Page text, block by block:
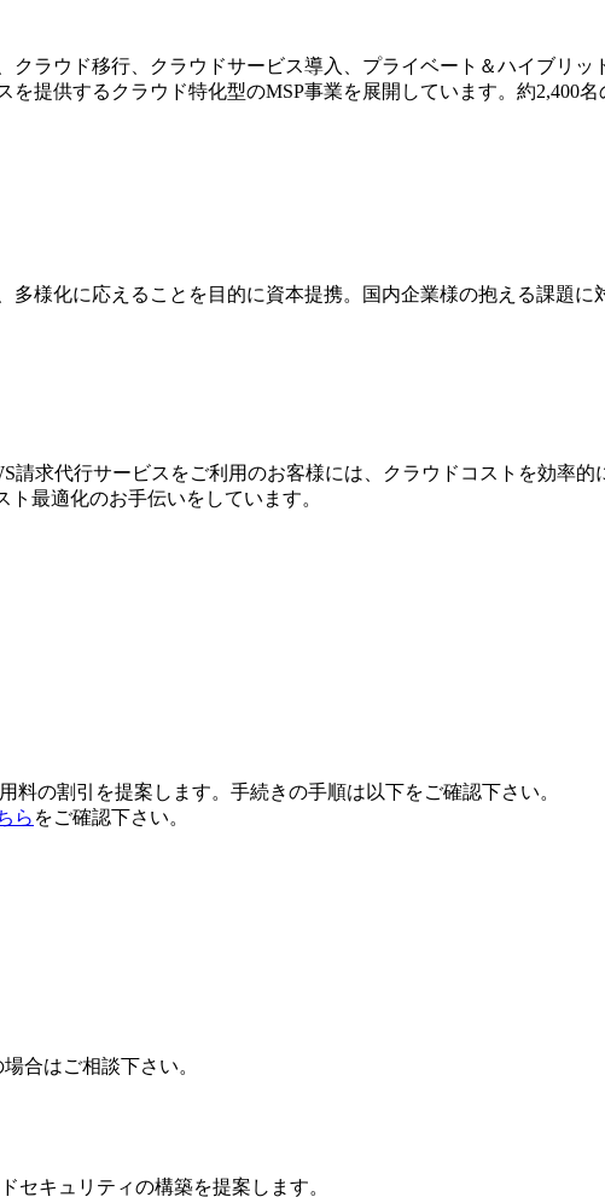
ラウド移行、クラウドサービス導入、プライベート＆ハイブリッ
提供するクラウド特化型のMSP事業を展開しています。約2,400
様化に応えることを目的に資本提携。国内企業様の抱える課題に
請求代⾏サービスをご利⽤のお客様には、クラウドコストを効率
最適化のお⼿伝いをしています。
の割引を提案します。手続きの手順は以下をご確認下さい。
ら をご確認下さい。
合はご相談下さい。
セキュリティの構築を提案します。